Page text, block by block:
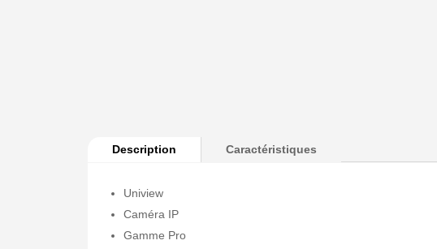
Description Caractéristiques
Uniview
Caméra IP
Gamme Pro